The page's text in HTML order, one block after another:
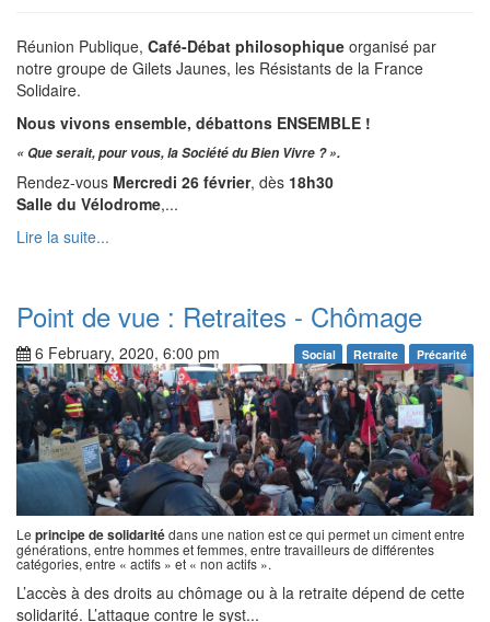
Réunion Publique, Café-Débat philosophique organisé par
notre groupe de Gilets Jaunes, les Résistants de la France
Solidaire.
Nous vivons ensemble, débattons ENSEMBLE !
« Que serait, pour vous, la Société du Bien Vivre ? ».
Rendez-vous Mercredi 26 février, dès 18h30
Salle du Vélodrome,...
Lire la suite...
Point de vue : Retraites - Chômage
6 February, 2020, 6:00 pm Social Retraite Précarité
Le principe de solidaritédans une nation est ce qui permet un ciment entre
générations, entre hommes et femmes, entre travailleurs de différentes
catégories, entre « actifs » et « non actifs ».
L’accès à des droits au chômage ou à la retraite dépend de cette
solidarité. L’attaque contre le syst...